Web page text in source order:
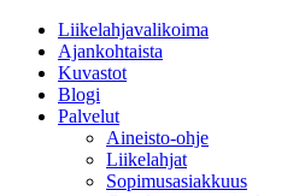
Liikelahjavalikoima
Ajankohtaista
Kuvastot
Blogi
Palvelut
Aineisto-ohje
Liikelahjat
Sopimusasiakkuus